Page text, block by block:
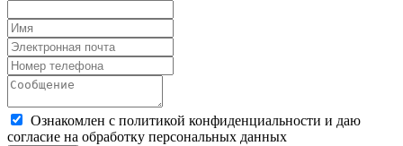
Ознакомлен с политикой конфиденциальности и даю
согласие на обработку персональных данных